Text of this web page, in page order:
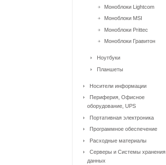
Моноблоки Lightcom
Моноблоки MSI
Моноблоки Prittec
Моноблоки Гравитон
Ноутбуки
Планшеты
Носители информации
Периферия, Офисное
оборудование, UPS
Портативная электроника
Программное обеспечение
Расходные материалы
Серверы и Системы хранения
данных